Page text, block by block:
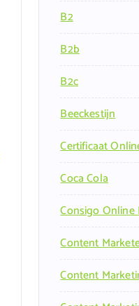
B2
B2b
B2c
Beeckestijn
Certificaat
Coca Cola
Consigo Online
Content
Content